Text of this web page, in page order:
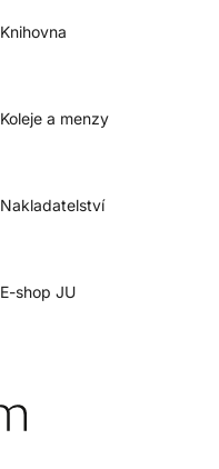
Knihovna
Koleje a menzy
Nakladatelství
E-shop JU